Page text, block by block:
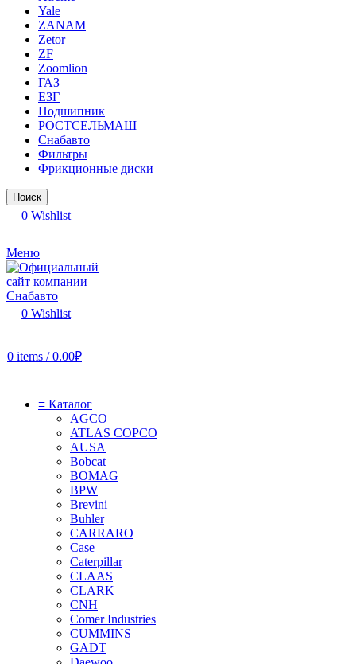
Yale
ZANAM
Zetor
ZF
Zoomlion
ГАЗ
ЕЗГ
Подшипник
РОСТСЕЛЬМАШ
Снабавто
Фильтры
Фрикционные диски
Поиск
0 Wishlist
Меню
0 Wishlist
0 items / 0.00₽
≡ Каталог
AGCO
ATLAS COPCO
AUSA
Bobcat
BOMAG
BPW
Brevini
Buhler
CARRARO
Case
Caterpillar
CLAAS
CLARK
CNH
Comer Industries
CUMMINS
GADT